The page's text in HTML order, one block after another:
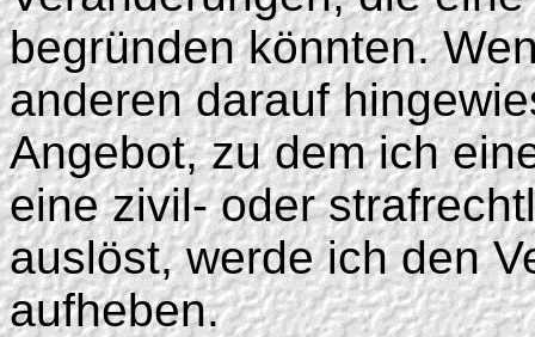
begründen könnten.
anderen darauf
Angebot, zu dem ich
eine zivil- oder
auslöst, werde ich den
aufheben.